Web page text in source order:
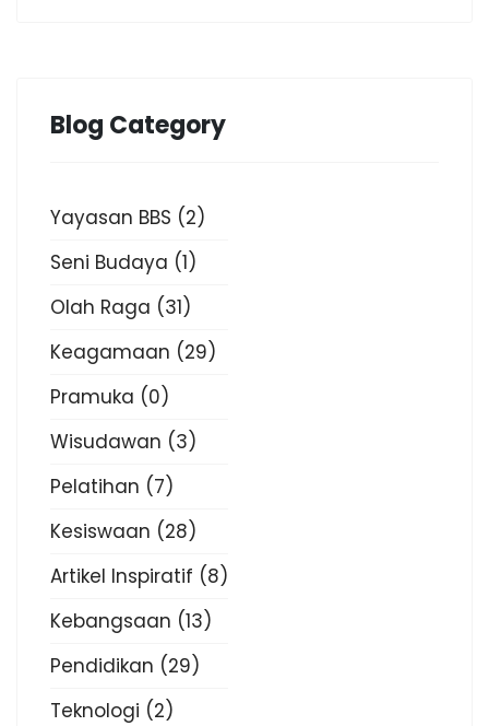
Blog Category
Yayasan BBS (2)
Seni Budaya (1)
Olah Raga (31)
Keagamaan (29)
Pramuka (0)
Wisudawan (3)
Pelatihan (7)
Kesiswaan (28)
Artikel Inspiratif (8)
Kebangsaan (13)
Pendidikan (29)
Teknologi (2)